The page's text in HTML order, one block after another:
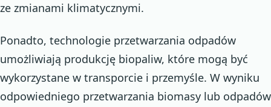
ze zmianami klimatycznymi.
Ponadto, technologie przetwarzania odpadów
umożliwiają produkcję biopaliw, które mogą być
wykorzystane w transporcie i przemyśle. W wyniku
odpowiedniego przetwarzania biomasy lub odpadów